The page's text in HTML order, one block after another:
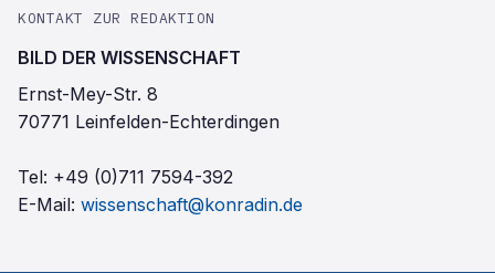
KONTAKT ZUR REDAKTION
BILD DER WISSENSCHAFT
Ernst-Mey-Str. 8
70771 Leinfelden-Echterdingen
Tel: +49 (0)711 7594-392
E-Mail: wissenschaft@konradin.de